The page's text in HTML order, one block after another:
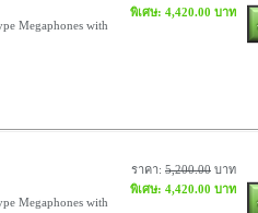
Megaphones with
พิเศษ: 4,420.00 บาท
Megaphones with
ราคา: 5,200.00 บาท
พิเศษ: 4,420.00 บาท